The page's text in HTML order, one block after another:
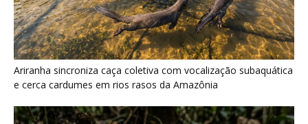
Surucucu detecta calor pela fosseta loreal e prepara ataque de
emboscada no escuro da floresta